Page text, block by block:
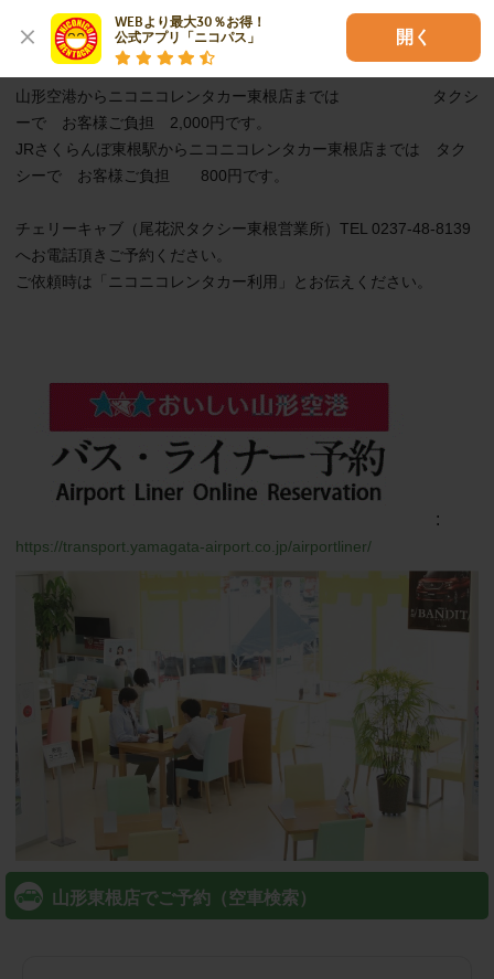
WEBより最大30％お得！
公式アプリ「ニコパス」
開く
【２名以上の場合】
山形空港からニコニコレンタカー東根店までは　　　　　　タクシ
ーで　お客様ご負担　2,000円です。
JRさくらんぼ東根駅からニコニコレンタカー東根店までは　タク
シーで　お客様ご負担　　800円です。
チェリーキャブ（尾花沢タクシー東根営業所）TEL 0237-48-8139
へお電話頂きご予約ください。
ご依頼時は「ニコニコレンタカー利用」とお伝えください。
:
https://transport.yamagata-airport.co.jp/airportliner/
山形東根店でご予約（空車検索）